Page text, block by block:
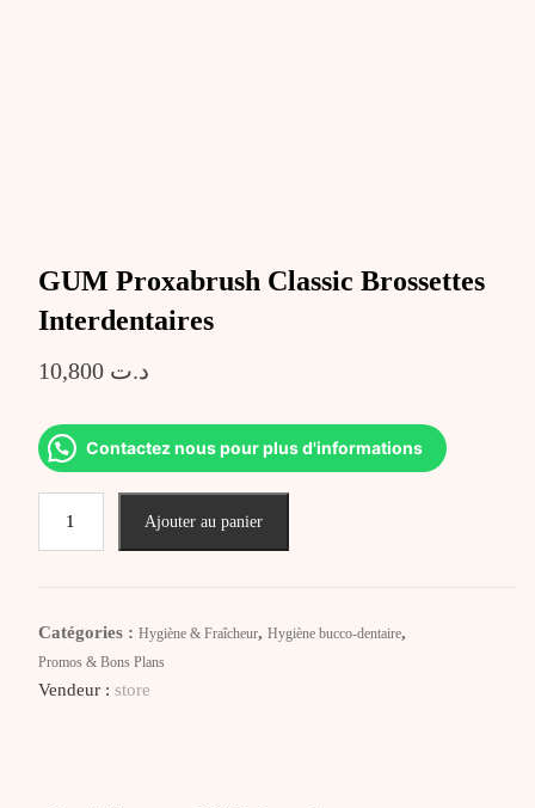
GUM Proxabrush Classic Brossettes
Interdentaires
د.ت 10,800
Contactez nous pour plus d'informations
Ajouter au panier
Catégories : Hygiène & Fraîcheur, Hygiène bucco-dentaire,
Promos & Bons Plans
Vendeur : store